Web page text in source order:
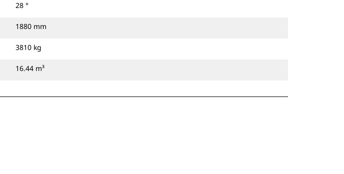
28 °
1880 mm
3810 kg
16.44 m³